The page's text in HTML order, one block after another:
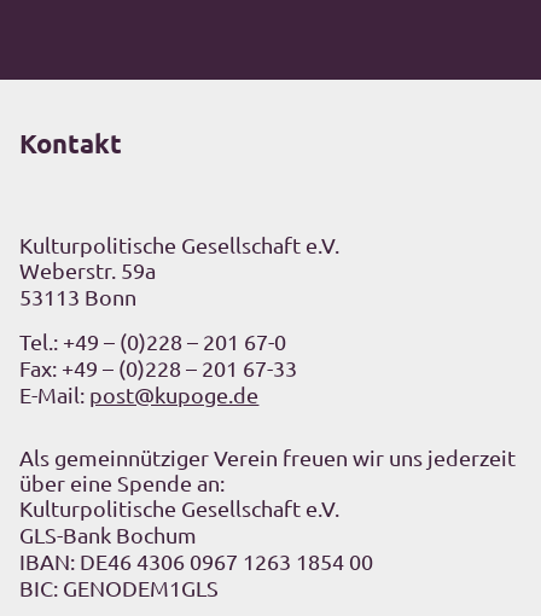
Kontakt
Kulturpolitische Gesellschaft e.V.
Weberstr. 59a
53113 Bonn
Tel.: +49 – (0)228 – 201 67-0
Fax: +49 – (0)228 – 201 67-33
E-Mail: post@kupoge.de
Als gemeinnütziger Verein freuen wir uns jederzeit
über eine Spende an:
Kulturpolitische Gesellschaft e.V.
GLS-Bank Bochum
IBAN: DE46 4306 0967 1263 1854 00
BIC: GENODEM1GLS